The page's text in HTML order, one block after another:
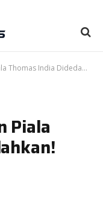
India Didedahkan!
Piala